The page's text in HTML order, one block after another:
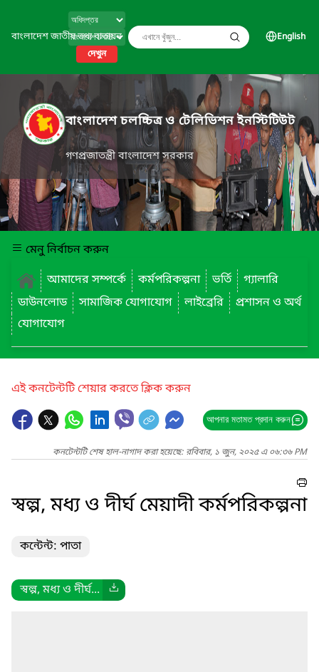
বাংলাদেশ জাতীয় তথ্য বাতায়ন
দেখুন
English
বাংলাদেশ চলচ্চিত্র ও টেলিভিশন ইনস্টিটিউট
গণপ্রজাতন্ত্রী বাংলাদেশ সরকার
মেনু নির্বাচন করুন
আমাদের সম্পর্কে
কর্মপরিকল্পনা ভর্তি
গ্যালারি
ডাউনলোড
সামাজিক যোগাযোগ লাইব্রেরি
প্রশাসন ও অর্থ
যোগাযোগ
এই কনটেন্টটি শেয়ার করতে ক্লিক করুন
আপনার মতামত প্রদান করুন
কনটেন্টটি শেষ হাল-নাগাদ করা হয়েছে: রবিবার, ১ জুন, ২০২৫ এ ০৬:৩৬ PM
স্বল্প, মধ্য ও দীর্ঘ মেয়াদী কর্মপরিকল্পনা
কন্টেন্ট: পাতা
স্বল্প, মধ্য ও দীর্ঘ...